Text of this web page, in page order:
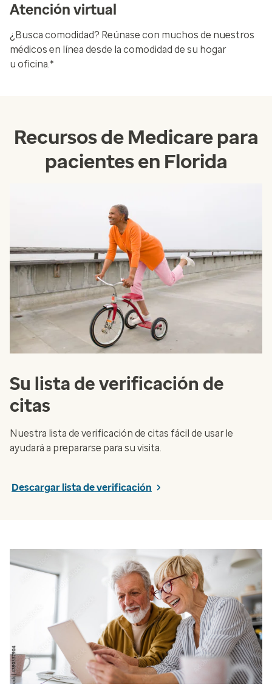
Atención virtual
¿Busca comodidad? Reúnase con muchos de nuestros
médicos en línea desde la comodidad de su hogar
u oficina.*
Recursos de Medicare para
pacientes en Florida
Su lista de verificación de
citas
Nuestra lista de verificación de citas fácil de usar le
ayudará a prepararse para su visita.
Descargar lista de verificación